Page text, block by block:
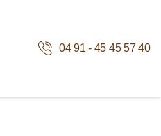
04 91 - 45 45 57 40